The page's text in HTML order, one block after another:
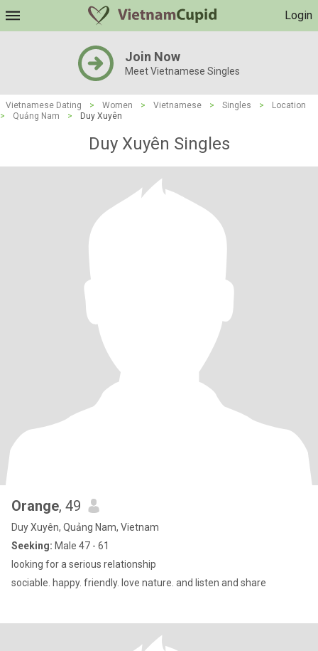
Login
Join Now
Meet Vietnamese Singles
Vietnamese Dating > Women > Vietnamese > Singles >
Location
>
Quảng Nam > Duy Xuyên
Duy Xuyên Singles
Orange, 49
Duy Xuyên, Quảng Nam, Vietnam
Seeking: Male 47 - 61
looking for a serious relationship
sociable. happy. friendly. love nature. and listen and share